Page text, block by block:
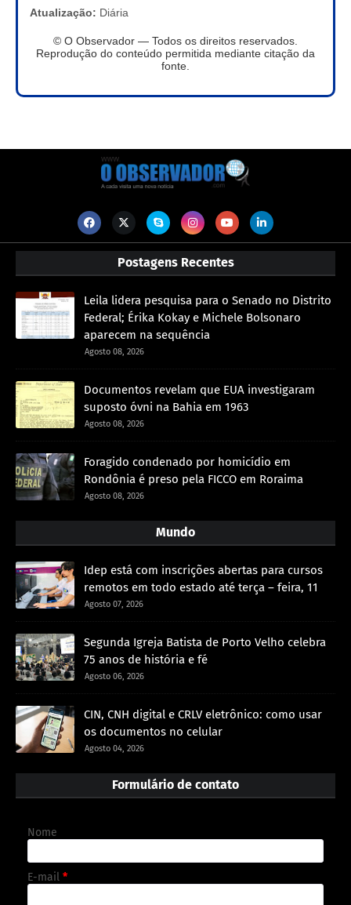
Atualização: Diária
© O Observador — Todos os direitos reservados.
Reprodução do conteúdo permitida mediante citação da
fonte.
Postagens Recentes
Leila lidera pesquisa para o Senado no Distrito
Federal; Érika Kokay e Michele Bolsonaro
aparecem na sequência
Agosto 08, 2026
Documentos revelam que EUA investigaram
suposto óvni na Bahia em 1963
Agosto 08, 2026
Foragido condenado por homicídio em
Rondônia é preso pela FICCO em Roraima
Agosto 08, 2026
Mundo
Idep está com inscrições abertas para cursos
remotos em todo estado até terça – feira, 11
Agosto 07, 2026
Segunda Igreja Batista de Porto Velho celebra
75 anos de história e fé
Agosto 06, 2026
CIN, CNH digital e CRLV eletrônico: como usar
os documentos no celular
Agosto 04, 2026
Formulário de contato
Nome
E-mail *